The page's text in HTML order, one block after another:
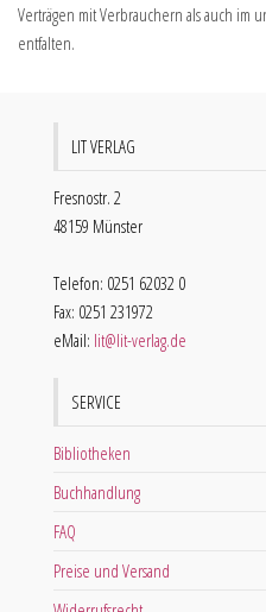
Verträgen mit Verbrauchern als auch im
entfalten.
LIT VERLAG
Fresnostr. 2
48159 Münster
Telefon: 0251 62032 0
Fax: 0251 231972
eMail: lit@lit-verlag.de
SERVICE
Bibliotheken
Buchhandlung
FAQ
Preise und Versand